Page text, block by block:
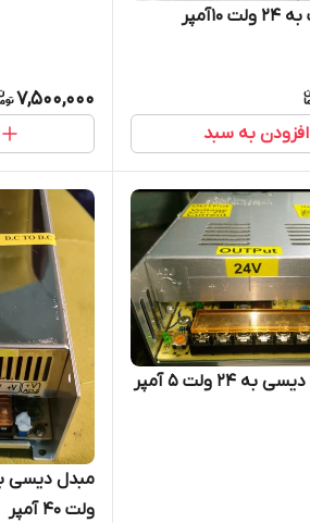
افزودن به سبد
7,500,000
ولت ۴۰ آمپر